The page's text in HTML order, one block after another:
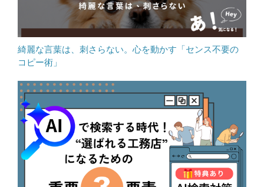
綺麗な言葉は、刺さらない。心を動かす「センス不要の
コピー術」